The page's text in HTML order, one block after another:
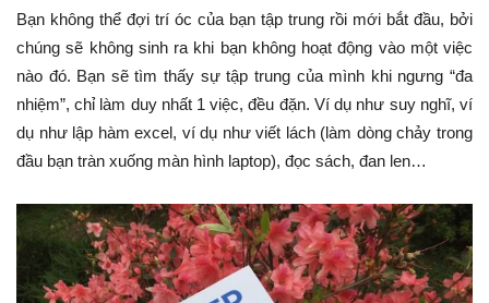
Bạn không thể đợi trí óc của bạn tập trung rồi mới bắt đầu, bởi
chúng sẽ không sinh ra khi bạn không hoạt động vào một việc
nào đó. Bạn sẽ tìm thấy sự tập trung của mình khi ngưng “đa
nhiệm”, chỉ làm duy nhất 1 việc, đều đặn. Ví dụ như suy nghĩ, ví
dụ như lập hàm excel, ví dụ như viết lách (làm dòng chảy trong
đầu bạn tràn xuống màn hình laptop), đọc sách, đan len…